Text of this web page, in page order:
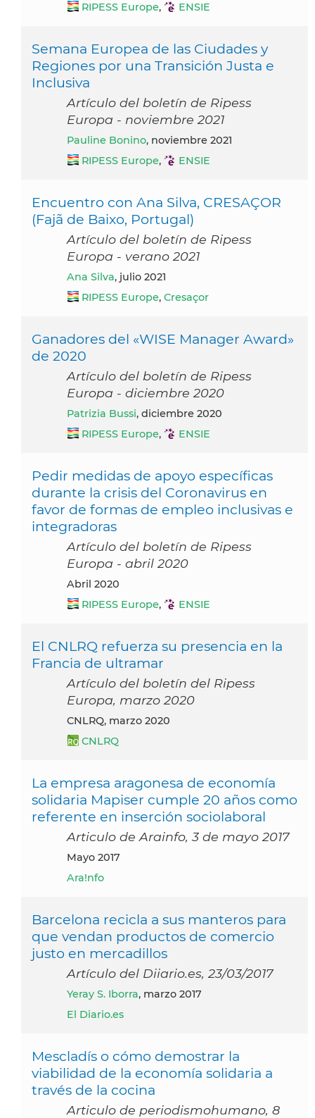
RIPESS Europe, ENSIE
Semana Europea de las Ciudades y
Regiones por una Transición Justa e
Inclusiva
Artículo del boletín de Ripess
Europa - noviembre 2021
Pauline Bonino, noviembre 2021
RIPESS Europe, ENSIE
Encuentro con Ana Silva, CRESAÇOR
(Fajã de Baixo, Portugal)
Artículo del boletín de Ripess
Europa - verano 2021
Ana Silva, julio 2021
RIPESS Europe, Cresaçor
Ganadores del «WISE Manager Award»
de 2020
Artículo del boletín de Ripess
Europa - diciembre 2020
Patrizia Bussi, diciembre 2020
RIPESS Europe, ENSIE
Pedir medidas de apoyo específicas
durante la crisis del Coronavirus en
favor de formas de empleo inclusivas e
integradoras
Artículo del boletín de Ripess
Europa - abril 2020
abril 2020
RIPESS Europe, ENSIE
El CNLRQ refuerza su presencia en la
Francia de ultramar
Artículo del boletín del Ripess
Europa, marzo 2020
CNLRQ, marzo 2020
CNLRQ
La empresa aragonesa de economía
solidaria Mapiser cumple 20 años como
referente en inserción sociolaboral
Articulo de Arainfo, 3 de mayo 2017
mayo 2017
Ara!nfo
Barcelona recicla a sus manteros para
que vendan productos de comercio
justo en mercadillos
Artículo del Diiario.es, 23/03/2017
Yeray S. Iborra, marzo 2017
El Diario.es
Mescladís o cómo demostrar la
viabilidad de la economía solidaria a
través de la cocina
Articulo de periodismohumano, 8